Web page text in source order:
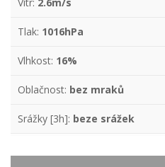
Tlak: 1016hPa
Vlhkost: 16%
Oblačnost: bez mraků
Srážky [3h]: beze srážek